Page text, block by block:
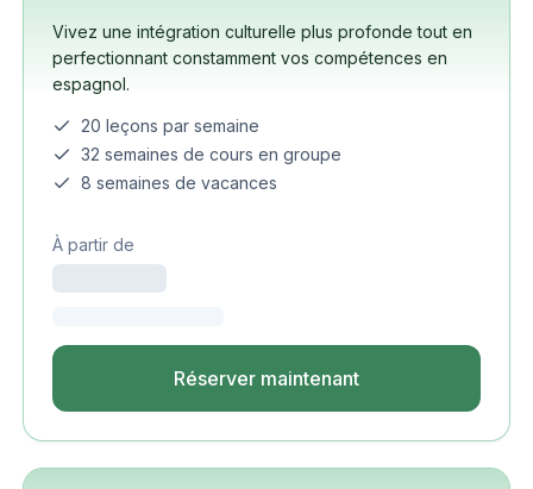
Vivez une intégration culturelle plus profonde tout en
perfectionnant constamment vos compétences en
espagnol.
20 leçons par semaine
32 semaines de cours en groupe
8 semaines de vacances
À partir de
Réserver maintenant